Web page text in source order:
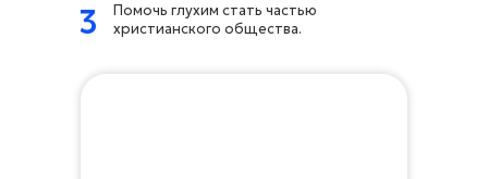
Помочь глухим стать частью
христианского общества.
3